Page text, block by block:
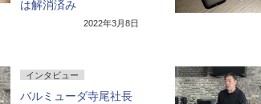
は解消済み
2022年3月8日
インタビュー
バルミューダ寺尾社長